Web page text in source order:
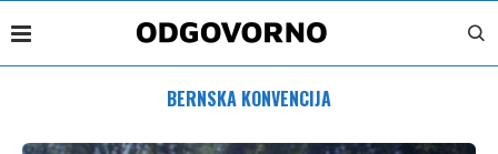
BERNSKA KONVENCIJA